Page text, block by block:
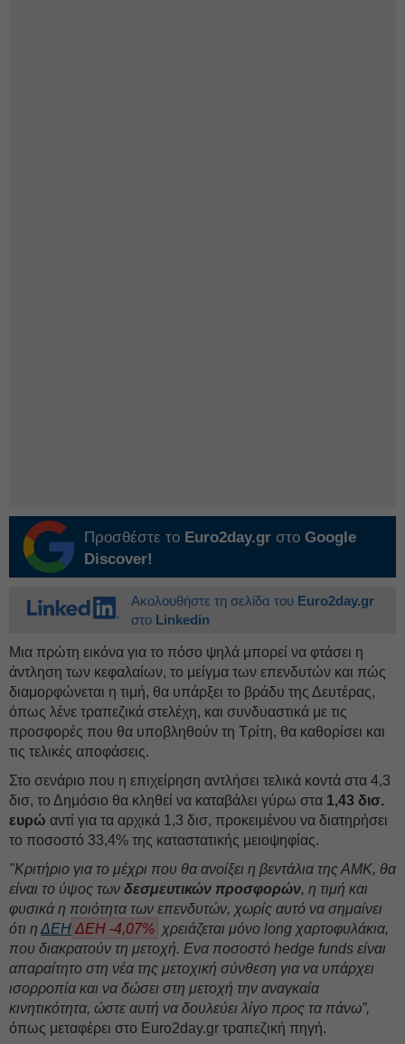
Προσθέστε το Euro2day.gr στο Google
Discover!
Ακολουθήστε τη σελίδα του Euro2day.gr
στο Linkedin
Μια πρώτη εικόνα για το πόσο ψηλά μπορεί να φτάσει η
άντληση των κεφαλαίων, το μείγμα των επενδυτών και πώς
διαμορφώνεται η τιμή, θα υπάρξει το βράδυ της Δευτέρας,
όπως λένε τραπεζικά στελέχη, και συνδυαστικά με τις
προσφορές που θα υποβληθούν τη Τρίτη, θα καθορίσει και
τις τελικές αποφάσεις.
Στο σενάριο που η επιχείρηση αντλήσει τελικά κοντά στα 4,3
δισ, το Δημόσιο θα κληθεί να καταβάλει γύρω στα 1,43 δισ.
ευρώ αντί για τα αρχικά 1,3 δισ, προκειμένου να διατηρήσει
το ποσοστό 33,4% της καταστατικής μειοψηφίας.
"Κριτήριο για το μέχρι που θα ανοίξει η βεντάλια της ΑΜΚ, θα
είναι το ύψος των δεσμευτικών προσφορών, η τιμή και
φυσικά η ποιότητα των επενδυτών, χωρίς αυτό να σημαίνει
ότι η ΔΕΗ ΔΕΗ -4,07% χρειάζεται μόνο long χαρτοφυλάκια,
που διακρατούν τη μετοχή. Ενα ποσοστό hedge funds είναι
απαραίτητο στη νέα της μετοχική σύνθεση για να υπάρχει
ισορροπία και να δώσει στη μετοχή την αναγκαία
κινητικότητα, ώστε αυτή να δουλεύει λίγο προς τα πάνω”,
όπως μεταφέρει στο Euro2day.gr τραπεζική πηγή.